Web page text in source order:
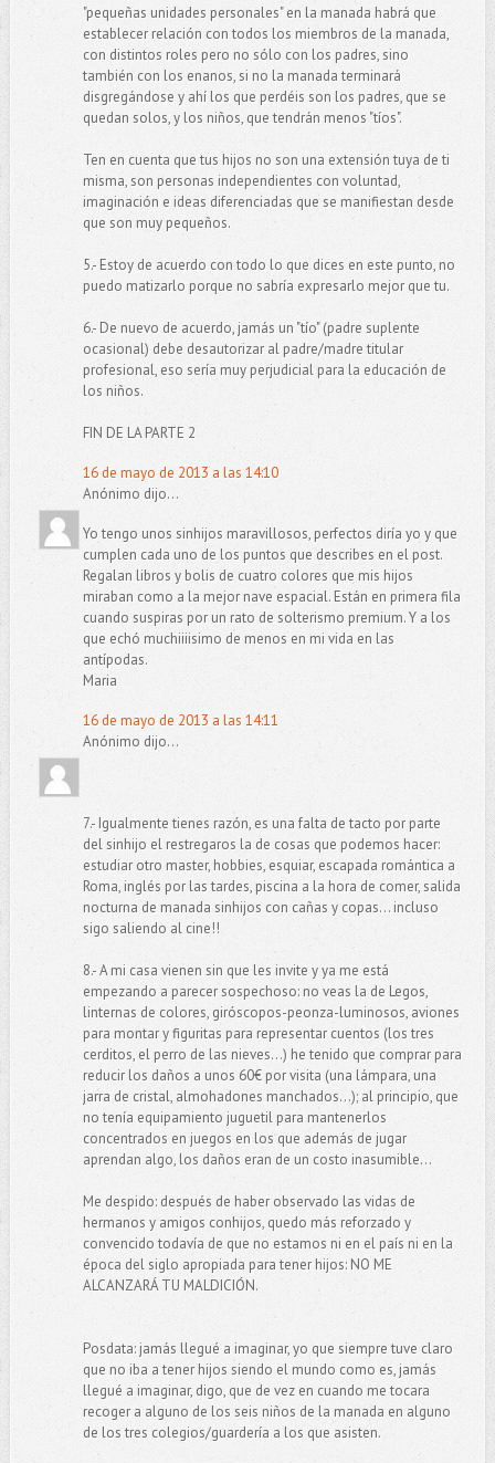
"pequeñas unidades personales" en la manada habrá que
establecer relación con todos los miembros de la manada,
con distintos roles pero no sólo con los padres, sino
también con los enanos, si no la manada terminará
disgregándose y ahí los que perdéis son los padres, que se
quedan solos, y los niños, que tendrán menos "tíos".
Ten en cuenta que tus hijos no son una extensión tuya de ti
misma, son personas independientes con voluntad,
imaginación e ideas diferenciadas que se manifiestan desde
que son muy pequeños.
5.- Estoy de acuerdo con todo lo que dices en este punto, no
puedo matizarlo porque no sabría expresarlo mejor que tu.
6.- De nuevo de acuerdo, jamás un "tío" (padre suplente
ocasional) debe desautorizar al padre/madre titular
profesional, eso sería muy perjudicial para la educación de
los niños.
FIN DE LA PARTE 2
16 de mayo de 2013 a las 14:10
Anónimo dijo...
Yo tengo unos sinhijos maravillosos, perfectos diría yo y que
cumplen cada uno de los puntos que describes en el post.
Regalan libros y bolis de cuatro colores que mis hijos
miraban como a la mejor nave espacial. Están en primera fila
cuando suspiras por un rato de solterismo premium. Y a los
que echó muchiiiisimo de menos en mi vida en las
antípodas.
Maria
16 de mayo de 2013 a las 14:11
Anónimo dijo...
7.- Igualmente tienes razón, es una falta de tacto por parte
del sinhijo el restregaros la de cosas que podemos hacer:
estudiar otro master, hobbies, esquiar, escapada romántica a
Roma, inglés por las tardes, piscina a la hora de comer, salida
nocturna de manada sinhijos con cañas y copas... incluso
sigo saliendo al cine!!
8.- A mi casa vienen sin que les invite y ya me está
empezando a parecer sospechoso: no veas la de Legos,
linternas de colores, giróscopos-peonza-luminosos, aviones
para montar y figuritas para representar cuentos (los tres
cerditos, el perro de las nieves...) he tenido que comprar para
reducir los daños a unos 60€ por visita (una lámpara, una
jarra de cristal, almohadones manchados...); al principio, que
no tenía equipamiento juguetil para mantenerlos
concentrados en juegos en los que además de jugar
aprendan algo, los daños eran de un costo inasumible...
Me despido: después de haber observado las vidas de
hermanos y amigos conhijos, quedo más reforzado y
convencido todavía de que no estamos ni en el país ni en la
época del siglo apropiada para tener hijos: NO ME
ALCANZARÁ TU MALDICIÓN.
Posdata: jamás llegué a imaginar, yo que siempre tuve claro
que no iba a tener hijos siendo el mundo como es, jamás
llegué a imaginar, digo, que de vez en cuando me tocara
recoger a alguno de los seis niños de la manada en alguno
de los tres colegios/guardería a los que asisten.